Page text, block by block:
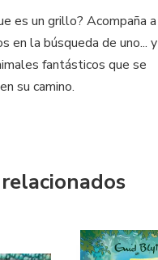
es un grillo? Acompaña
en la búsqueda de uno...
fantásticos que se
su camino.